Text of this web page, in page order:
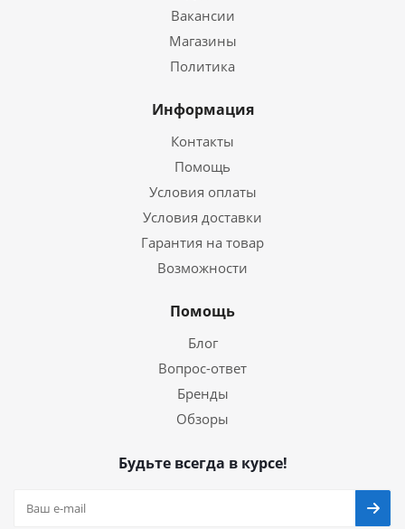
Вакансии
Магазины
Политика
Информация
Контакты
Помощь
Условия оплаты
Условия доставки
Гарантия на товар
Возможности
Помощь
Блог
Вопрос-ответ
Бренды
Обзоры
Будьте всегда в курсе!